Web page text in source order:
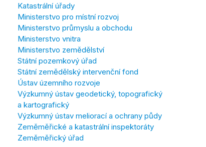
Katastrální úřady
Ministerstvo pro místní rozvoj
Ministerstvo průmyslu a obchodu
Ministerstvo vnitra
Ministerstvo zemědělství
Státní pozemkový úřad
Státní zemědělský intervenční fond
Ústav územního rozvoje
Výzkumný ústav geodetický, topografický
a kartografický
Výzkumný ústav meliorací a ochrany půdy
Zeměměřické a katastrální inspektoráty
Zeměměřický úřad